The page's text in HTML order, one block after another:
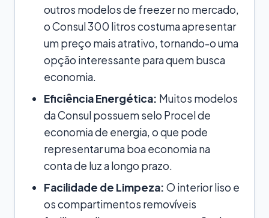
outros modelos de freezer no mercado,
o Consul 300 litros costuma apresentar
um preço mais atrativo, tornando-o uma
opção interessante para quem busca
economia.
Eficiência Energética: Muitos modelos
da Consul possuem selo Procel de
economia de energia, o que pode
representar uma boa economia na
conta de luz a longo prazo.
Facilidade de Limpeza: O interior liso e
os compartimentos removíveis